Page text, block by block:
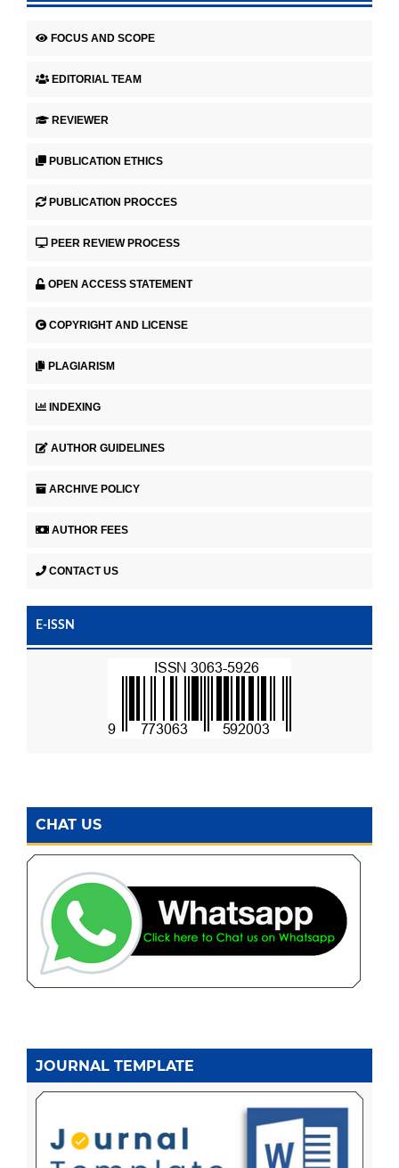
FOCUS AND SCOPE
EDITORIAL TEAM
REVIEWER
PUBLICATION ETHICS
PUBLICATION PROCCES
PEER REVIEW PROCESS
OPEN ACCESS STATEMENT
COPYRIGHT AND LICENSE
PLAGIARISM
INDEXING
AUTHOR GUIDELINES
ARCHIVE POLICY
AUTHOR FEES
CONTACT US
E-ISSN
CHAT US
JOURNAL TEMPLATE